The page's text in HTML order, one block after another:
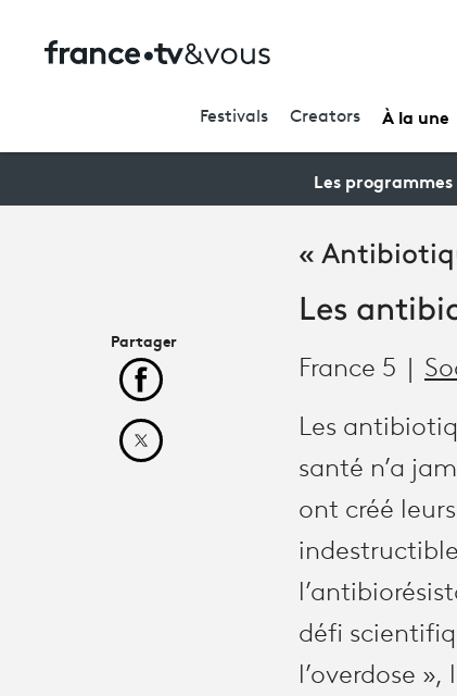
Festivals Creators À la une
Les
«
Les
France 5
Les
santé n’a
ont créé
défi
l’overdose
Partager
Partager cet article sur Facebook
Partager cet article sur X